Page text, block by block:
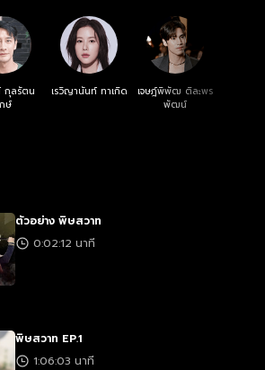
200 กว่าปีที่รอการชดใช้!
ลรัตน
ษ์
เรวิญานันท์ ทาเกิด
เจษฎ์พิพัฒ ติละพร
พัฒน์
ตัวอย่าง พิษสวาท
0:02:12 นาที
พิษสวาท EP.1
1:06:03 นาที